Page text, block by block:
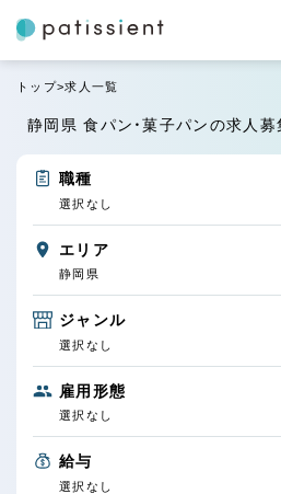
トップ 求人一覧
静岡県 食パン・菓子パンの求人募
職種
選択なし
エリア
静岡県
ジャンル
選択なし
雇用形態
選択なし
給与
選択なし